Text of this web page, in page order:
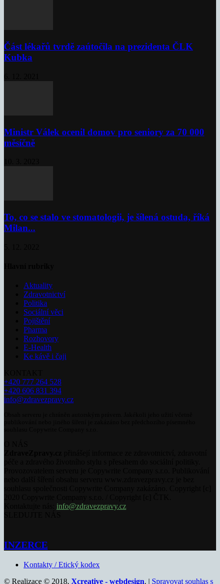
Část lékařů tvrdě zaútočila na prezidenta ČLK
Kubka
Ministr Válek ocenil domov pro seniory za 70 000
měsíčně
To, co se stalo ve stomatologii, je šílená ostuda, říká
Milan...
Aktuality
Zdravotnictví
Politika
Sociální věci
Pojištění
Pharma
Rozhovory
E-Health
Ke kávě i čaji
+420 777 264 528
+420 606 831 394
info@zdravezpravy.cz
info@zdravezpravy.cz
INZERCE
Kontakty / Etický kodex
© Realizace © 2018, Xcreative - webdesign. | Spravovat souhlas s